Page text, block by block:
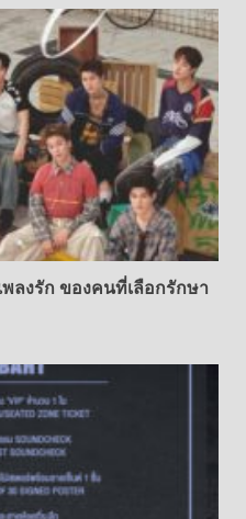
พลงรัก ของคนที่เลือกรักษา